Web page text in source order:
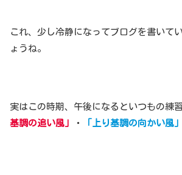
これ、少し冷静になってブログを書いて
ょうね。
実はこの時期、午後になるといつもの練
基調の追い風」
・ 「上り基調の向かい風」